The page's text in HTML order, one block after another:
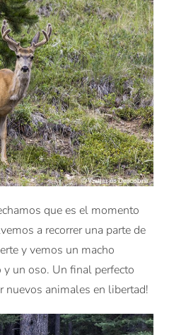
que es el momento
a recorrer una parte de
y vemos un macho
un oso. Un final perfecto
nuevos animales en libertad!